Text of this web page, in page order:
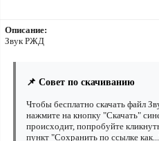
Описание:
Звук РЖД
📌 Совет по скачиванию
Чтобы бесплатно скачать файл
нажмите на кнопку "Скачать"
происходит, попробуйте
пункт "Сохранить по ссылке